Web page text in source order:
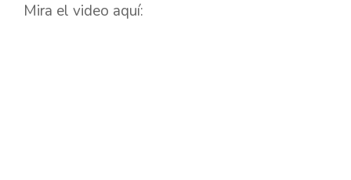
Mira el video aquí: